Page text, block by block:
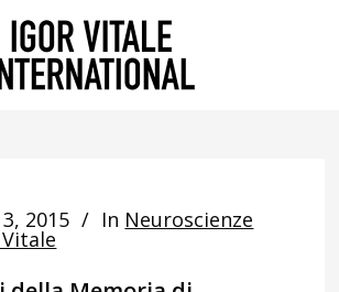
2015 In Neuroscienze